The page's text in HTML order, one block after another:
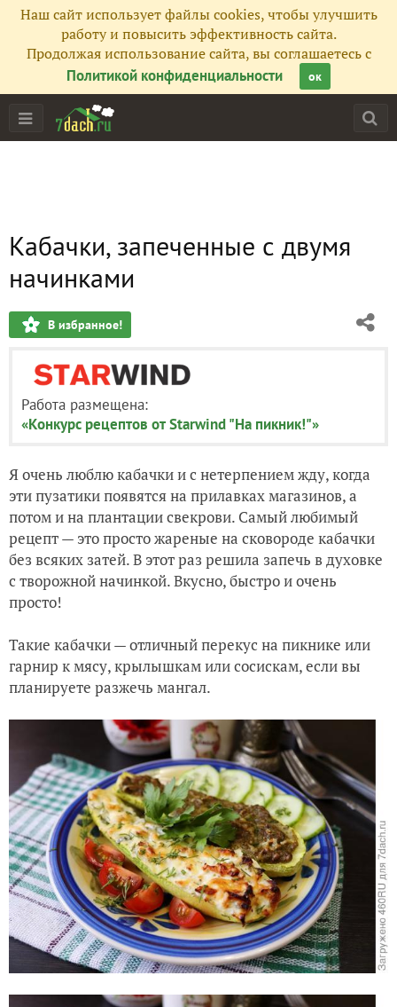
Наш сайт использует файлы cookies, чтобы улучшить
работу и повысить эффективность сайта.
Продолжая использование сайта, вы соглашаетесь с
Политикой конфиденциальности
ок
Кабачки, запеченные с двумя
начинками
В избранное!
Работа размещена:
«Конкурс рецептов от Starwind "На пикник!"»
Я очень люблю кабачки и с нетерпением жду, когда
эти пузатики появятся на прилавках магазинов, а
потом и на плантации свекрови. Самый любимый
рецепт — это просто жареные на сковороде кабачки
без всяких затей. В этот раз решила запечь в духовке
с творожной начинкой. Вкусно, быстро и очень
просто!
Такие кабачки — отличный перекус на пикнике или
гарнир к мясу, крылышкам или сосискам, если вы
планируете разжечь мангал.